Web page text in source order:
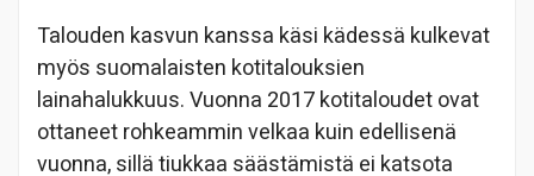
Talouden kasvun kanssa käsi kädessä kulkevat
myös suomalaisten kotitalouksien
lainahalukkuus. Vuonna 2017 kotitaloudet ovat
ottaneet rohkeammin velkaa kuin edellisenä
vuonna, sillä tiukkaa säästämistä ei katsota